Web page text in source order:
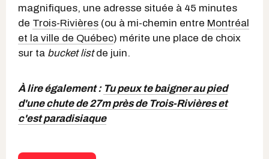
magnifiques, une adresse située à 45 minutes
de Trois-Rivières (ou à mi-chemin entre Montréal
et la ville de Québec) mérite une place de choix
sur ta bucket listde juin.
À lire également : Tu peux te baigner au pied
d'une chute de 27m près de Trois-Rivières et
c'est paradisiaque